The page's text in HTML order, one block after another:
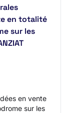
en totalité
sur les
en vente
sur les